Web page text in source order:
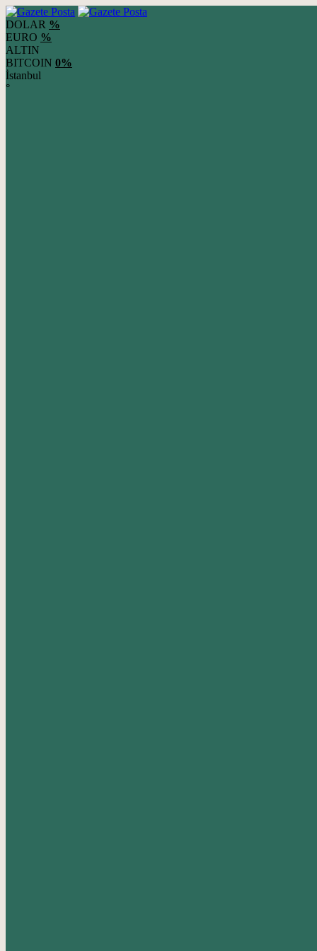
DOLAR %
EURO %
ALTIN
BITCOIN 0%
İstanbul
°